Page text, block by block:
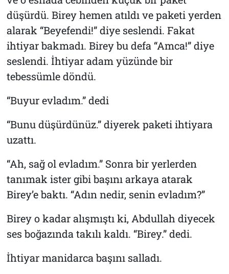
düşürdü. Birey hemen atıldı ve paketi yerden
alarak “Beyefendi!” diye seslendi. Fakat
ihtiyar bakmadı. Birey bu defa “Amca!” diye
seslendi. İhtiyar adam yüzünde bir
tebessümle döndü.
“Buyur evladım.” dedi
“Bunu düşürdünüz.” diyerek paketi ihtiyara
uzattı.
“Ah, sağ ol evladım.” Sonra bir yerlerden
tanımak ister gibi başını arkaya atarak
Birey’e baktı. “Adın nedir, senin evladım?”
Birey o kadar alışmıştı ki, Abdullah diyecek
ses boğazında takılı kaldı. “Birey.” dedi.
İhtiyar manidarca başını salladı.